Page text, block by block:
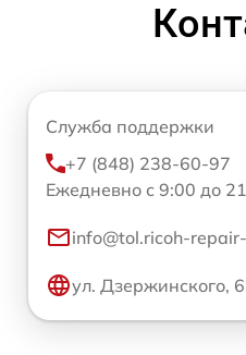
Служба поддержки
+7 (848) 238-60-97
Ежедневно с 9:00 до
info@tol.ricoh-
ул. Дзержинского,